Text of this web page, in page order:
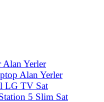
Yerler
Alan Yerler
LG TV Sat
5 Slim Sat